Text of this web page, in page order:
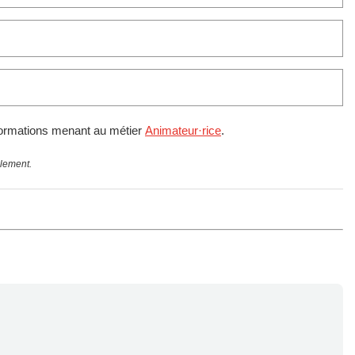
menant au métier Animateur·rice.